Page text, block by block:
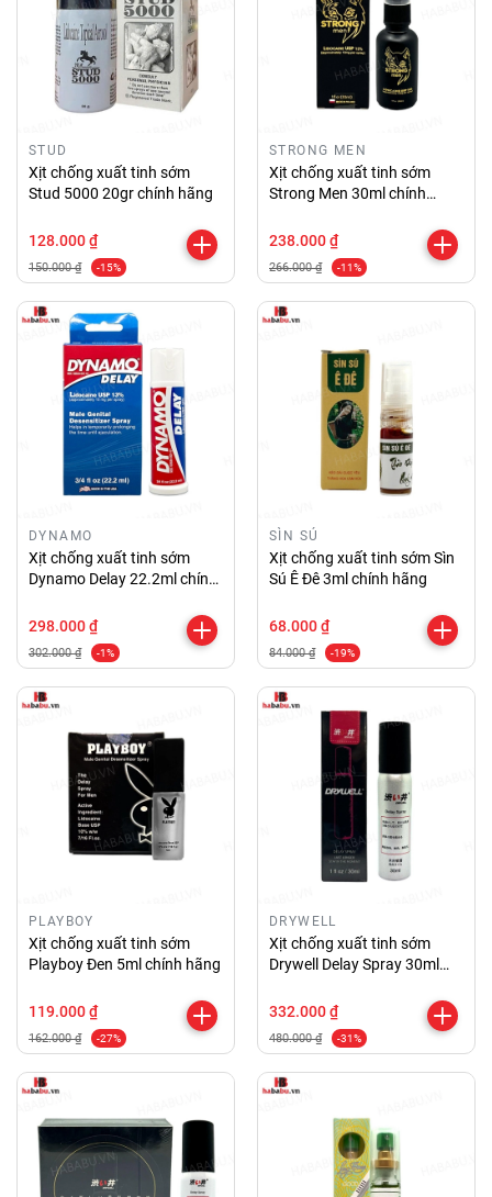
STUD
Xịt chống xuất tinh sớm
Stud 5000 20gr chính hãng
128.000 ₫
150.000 ₫ -15%
STRONG MEN
Xịt chống xuất tinh sớm
Strong Men 30ml chính
238.000 ₫
266.000 ₫ -11%
DYNAMO
Xịt chống xuất tinh sớm
Dynamo Delay 22.2ml chính
298.000 ₫
302.000 ₫ -1%
SÌN SÚ
Xịt chống xuất tinh sớm Sìn
Sú Ê Đê 3ml chính hãng
68.000 ₫
84.000 ₫ -19%
PLAYBOY
Xịt chống xuất tinh sớm
Playboy Đen 5ml chính hãng
119.000 ₫
162.000 ₫ -27%
DRYWELL
Xịt chống xuất tinh sớm
Drywell Delay Spray 30ml
332.000 ₫
480.000 ₫ -31%